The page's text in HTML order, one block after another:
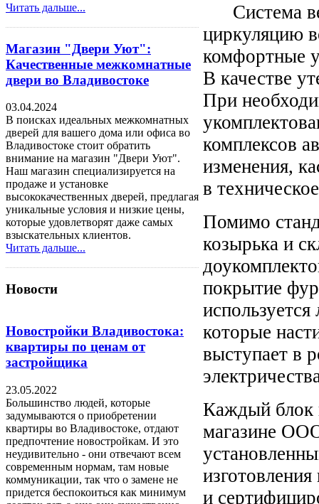
Читать дальше...
Магазин "Двери Уют":
Качественные межкомнатные
двери во Владивостоке
03.04.2024
В поисках идеальных межкомнатных
дверей для вашего дома или офиса во
Владивостоке стоит обратить
внимание на магазин "Двери Уют".
Наш магазин специализируется на
продаже и установке
высококачественных дверей, предлагая
уникальные условия и низкие цены,
которые удовлетворят даже самых
взыскательных клиентов.
Читать дальше...
Новости
Новостройки Владивостока:
квартиры по ценам от
застройщика
23.05.2022
Большинство людей, которые
задумываются о приобретении
квартиры во Владивостоке, отдают
предпочтение новостройкам. И это
неудивительно - они отвечают всем
современным нормам, там новые
коммуникации, так что о замене не
придется беспокоиться как минимум
Система
циркуляцию
комфортные
В качестве
При
комплексов
изменения,
в
Помимо
козырька и
покрытие
которые
выступает в
Каждый блок
магазине
и